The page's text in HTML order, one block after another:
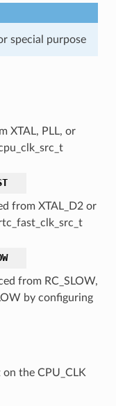
special purpose
XTAL, PLL, or
from XTAL_D2 or
from RC_SLOW,
by configuring
the CPU_CLK